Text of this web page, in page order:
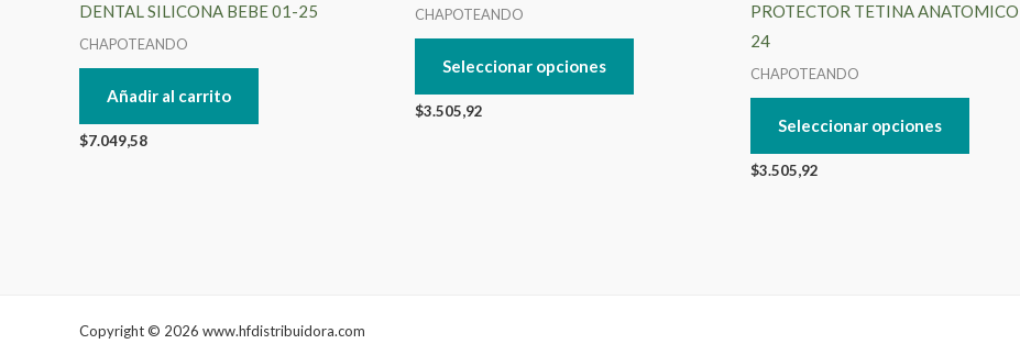
DENTAL SILICONA BEBE 01-25
CHAPOTEANDO
Añadir al carrito
$7.049,58
CHAPOTEANDO
Seleccionar opciones
$3.505,92
PROTECTOR TETINA
24
CHAPOTEANDO
Seleccionar opciones
$3.505,92
Copyright © 2026 www.hfdistribuidora.com